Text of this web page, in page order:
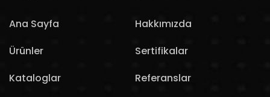
Ana Sayfa
Hakkımızda
Ürünler
Sertifikalar
Kataloglar
Referanslar